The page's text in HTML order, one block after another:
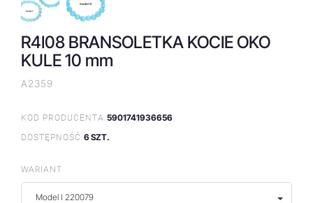
R4I08 BRANSOLETKA KOCIE OKO
KULE 10 mm
A2359
KOD PRODUCENTA:5901741936656
DOSTĘPNOŚĆ:6 SZT.
WARIANT
Model I 220079